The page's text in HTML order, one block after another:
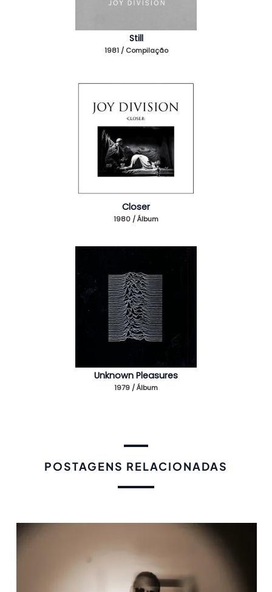
Still
1981 / Compilação
Closer
1980 / Álbum
Unknown Pleasures
1979 / Álbum
POSTAGENS RELACIONADAS